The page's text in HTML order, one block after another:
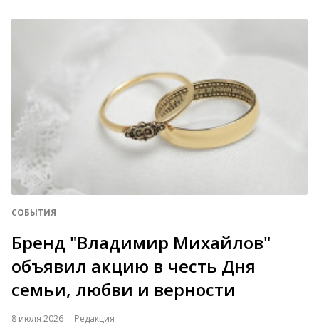
СОБЫТИЯ
Бренд "Владимир Михайлов"
объявил акцию в честь Дня
семьи, любви и верности
8 июля 2026 Редакция